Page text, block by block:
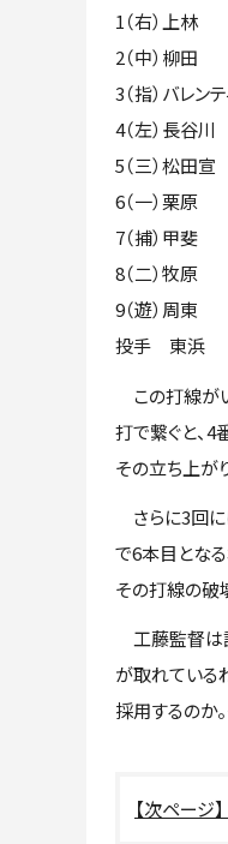
1（右）上林
2（中）柳田
3（指）バレン
4（左）長谷川
5（三）松田宣
6（一）栗原
7（捕）甲斐
8（二）牧原
9（遊）周東
投手 東浜
この打線が
打で繋ぐと、
その立ち上が
さらに3回
で6本目とな
その打線の破
工藤監督は
が取れている
採用するのか